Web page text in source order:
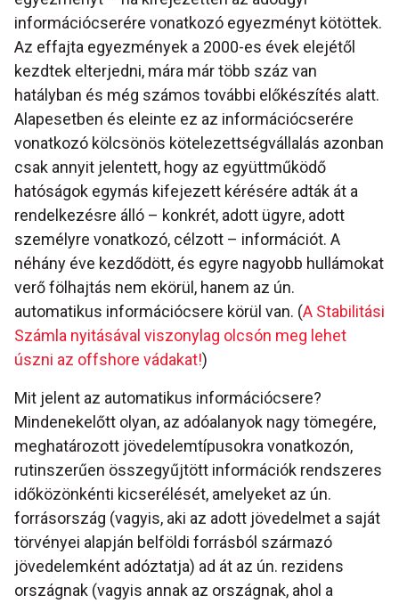
információcserére vonatkozó egyezményt kötöttek.
Az effajta egyezmények a 2000-es évek elejétől
kezdtek elterjedni, mára már több száz van
hatályban és még számos további előkészítés alatt.
Alapesetben és eleinte ez az információcserére
vonatkozó kölcsönös kötelezettségvállalás azonban
csak annyit jelentett, hogy az együttműködő
hatóságok egymás kifejezett kérésére adták át a
rendelkezésre álló – konkrét, adott ügyre, adott
személyre vonatkozó, célzott – információt. A
néhány éve kezdődött, és egyre nagyobb hullámokat
verő fölhajtás nem ekörül, hanem az ún.
automatikus információcsere körül van. (A Stabilitási
Számla nyitásával viszonylag olcsón meg lehet
úszni az offshore vádakat!)
Mit jelent az automatikus információcsere?
Mindenekelőtt olyan, az adóalanyok nagy tömegére,
meghatározott jövedelemtípusokra vonatkozón,
rutinszerűen összegyűjtött információk rendszeres
időközönkénti kicserélését, amelyeket az ún.
forrásország (vagyis, aki az adott jövedelmet a saját
törvényei alapján belföldi forrásból származó
jövedelemként adóztatja) ad át az ún. rezidens
országnak (vagyis annak az országnak, ahol a